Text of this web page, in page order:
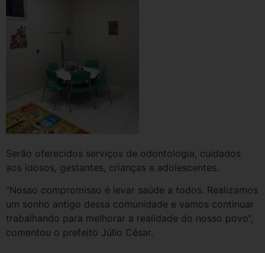
Serão oferecidos serviços de odontologia, cuidados
aos idosos, gestantes, crianças e adolescentes.
“Nosso compromisso é levar saúde a todos. Realizamos
um sonho antigo dessa comunidade e vamos continuar
trabalhando para melhorar a realidade do nosso povo”,
comentou o prefeito Júlio César.